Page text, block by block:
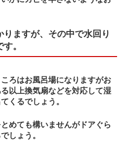
ますが、その中で水回り
。
ろはお風呂場になりますがお
以上換気扇などを対応して湿
くるでしょう。
めても構いませんがドアぐら
しょう。